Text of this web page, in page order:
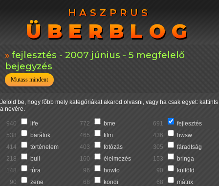
HASZPRUS
ÜBERBLOG
HASZPRUS
ÜBERBLOG
fejlesztés - 2007 június - 5 megfelelő
bejegyzés
Mutass mindent
Jelöld be, hogy főbb mely kategóriákat akarod olvasni, vagy ha csak egyet: kattints
a nevére.
940 life 772 bme 691
fejlesztés
538
barátok 465 film 436
hwsw
414
történelem 403 fotózás 305
fáradtság
218
buli 160 élelmezés 153
bringa
148
túra 96 howto 90
külföld
90
zene 68 kondi 68
mátrix